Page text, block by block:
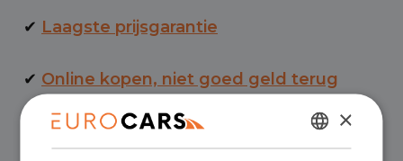
✔ Laagste prijsgarantie
✔ Online kopen, niet goed geld terug
Financial lease – Soepele acceptatie
DUTCH
×